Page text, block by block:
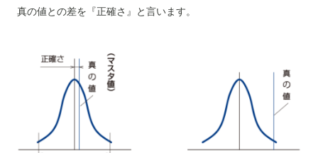
真の値との差を『正確さ』と言います。